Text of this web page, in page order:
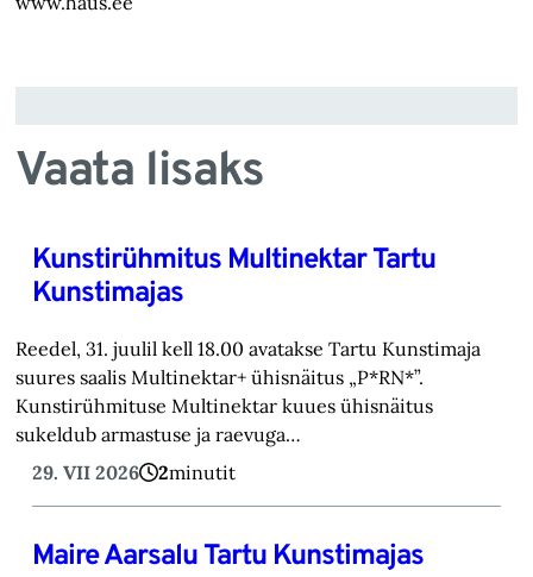
Vaata lisaks
Kunstirühmitus Multinektar Tartu
Kunstimajas
Reedel, 31. juulil kell 18.00 avatakse Tartu Kunstimaja
suures saalis Multinektar+ ühisnäitus „P*RN*”.
Kunstirühmituse Multinektar kuues ühisnäitus
sukeldub armastuse ja raevuga…
29. VII 2026
2minutit
Maire Aarsalu Tartu Kunstimajas